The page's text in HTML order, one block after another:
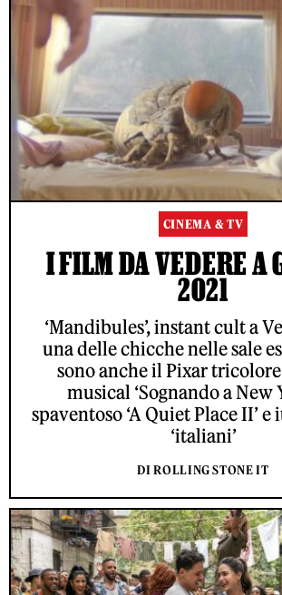
CINEMA & TV
I FILM DA VEDERE A
2021
‘Mandibules’, instant cult a
una delle chicche nelle sale
sono anche il Pixar tricolore
musical ‘Sognando a New
spaventoso ‘A Quiet Place II’
‘italiani’
DI ROLLING STONE IT